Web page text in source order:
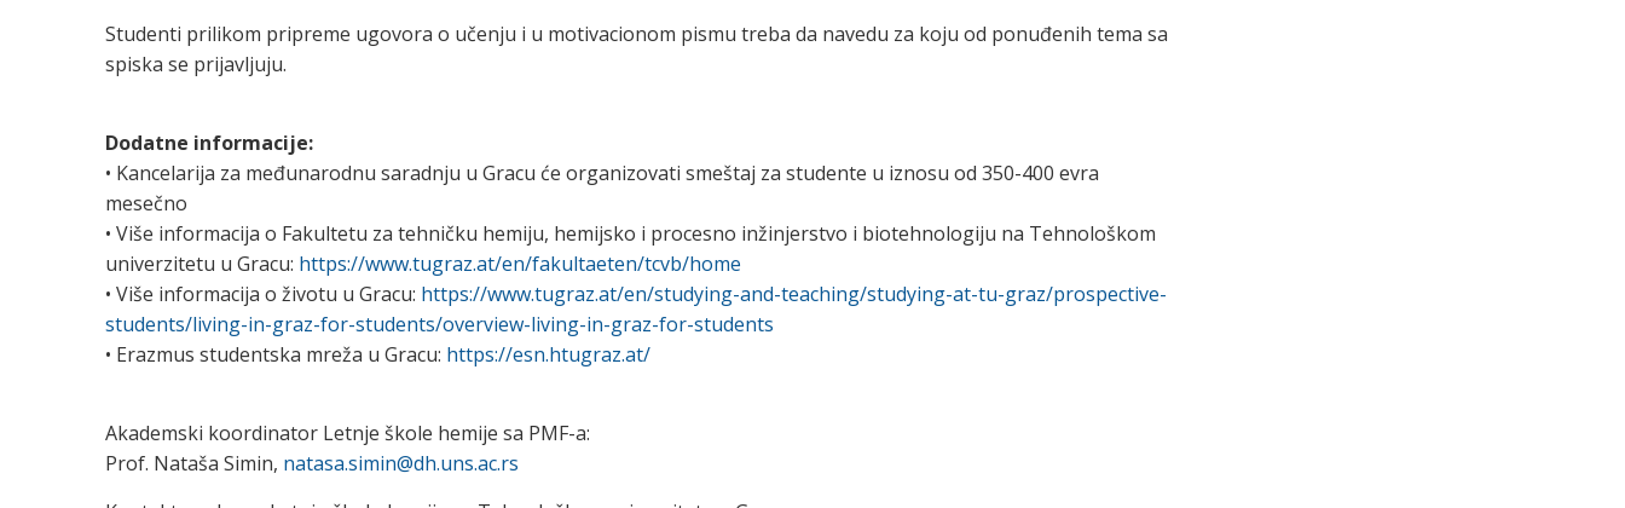
Studenti prilikom pripreme ugovora o učenju i u motivacionom pismu treba da navedu za koju od ponuđenih tema sa
spiska se prijavljuju.
Dodatne informacije:
• Kancelarija za međunarodnu saradnju u Gracu će organizovati smeštaj za studente u iznosu od 350-400 evra
mesečno
• Više informacija o Fakultetu za tehničku hemiju, hemijsko i procesno inžinjerstvo i biotehnologiju na Tehnološkom
univerzitetu u Gracu: https://www.tugraz.at/en/fakultaeten/tcvb/home
• Više informacija o životu u Gracu: https://www.tugraz.at/en/studying-and-teaching/studying-at-tu-graz/prospective-
students/living-in-graz-for-students/overview-living-in-graz-for-students
• Erazmus studentska mreža u Gracu: https://esn.htugraz.at/
Akademski koordinator Letnje škole hemije sa PMF-a:
Prof. Nataša Simin, natasa.simin@dh.uns.ac.rs